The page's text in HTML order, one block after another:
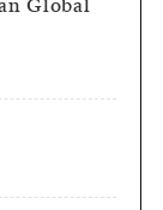
Global